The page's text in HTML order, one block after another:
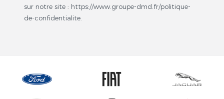
sur notre site : https://www.groupe-dmd.fr/politique-
de-confidentialite.